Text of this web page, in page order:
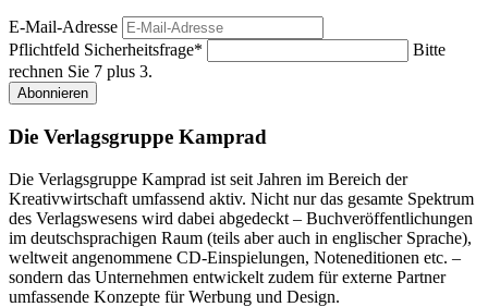
E-Mail-Adresse
Pflichtfeld Sicherheitsfrage*
Bitte
rechnen Sie 7 plus 3.
Abonnieren
Die Verlagsgruppe Kamprad
Die Verlagsgruppe Kamprad ist seit Jahren im Bereich der
Kreativwirtschaft umfassend aktiv. Nicht nur das gesamte Spektrum
des Verlagswesens wird dabei abgedeckt – Buchveröffentlichungen
im deutschsprachigen Raum (teils aber auch in englischer Sprache),
weltweit angenommene CD-Einspielungen, Noteneditionen etc. –
sondern das Unternehmen entwickelt zudem für externe Partner
umfassende Konzepte für Werbung und Design.